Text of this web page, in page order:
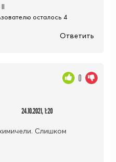
осталось 4
Ответить
24.10.2021, 1:20
Слишком
0